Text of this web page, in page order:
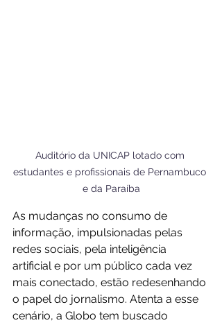
Auditório da UNICAP lotado com
estudantes e profissionais de Pernambuco
e da Paraíba
As mudanças no consumo de
informação, impulsionadas pelas
redes sociais, pela inteligência
artificial e por um público cada vez
mais conectado, estão redesenhando
o papel do jornalismo. Atenta a esse
cenário, a Globo tem buscado